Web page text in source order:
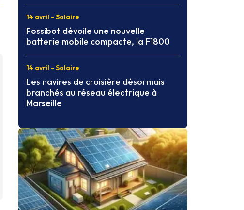
14 avril - Solaire
Fossibot dévoile une nouvelle
batterie mobile compacte, la F1800
14 avril - Solaire
Les navires de croisière désormais
branchés au réseau électrique à
Marseille